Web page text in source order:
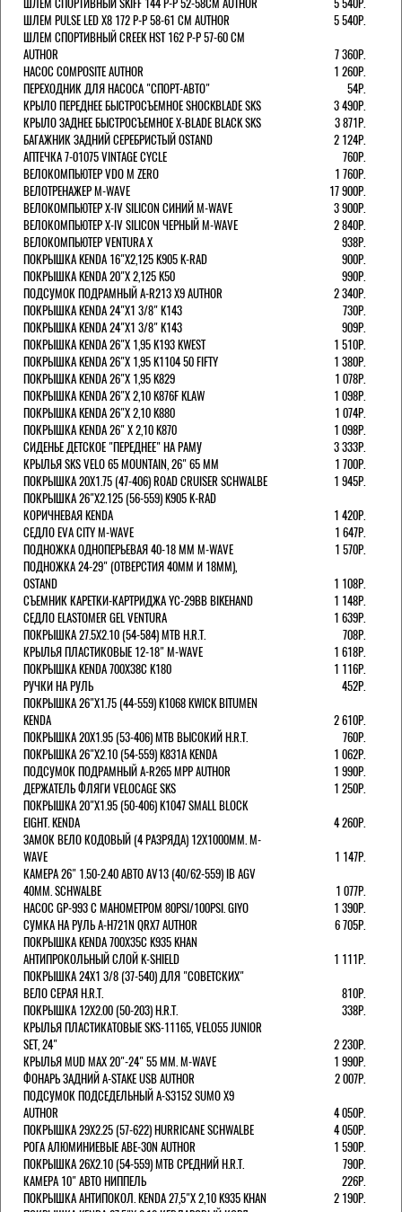
ШЛЕМ PULSE LED X8 172 Р-Р 58-61 СМ AUTHOR
5 540Р.
ШЛЕМ СПОРТИВНЫЙ CREEK HST 162 Р-Р 57-60 СМ
AUTHOR
7 360Р.
НАСОС COMPOSITE AUTHOR
1 260Р.
ПЕРЕХОДНИК ДЛЯ НАСОСА "СПОРТ-АВТО"
54Р.
КРЫЛО ПЕРЕДНЕЕ БЫСТРОСЪЕМНОЕ SHOCKBLADE SKS
3 490Р.
КРЫЛО ЗАДНЕЕ БЫСТРОСЪЕМНОЕ X-BLADE BLACK SKS
3 871Р.
БАГАЖНИК ЗАДНИЙ СЕРЕБРИСТЫЙ OSTAND
2 124Р.
АПТЕЧКА 7-01075 VINTAGE CYCLE
760Р.
ВЕЛОКОМПЬЮТЕР VDO M ZERO
1 760Р.
ВЕЛОТРЕНАЖЕР M-WAVE
17 900Р.
ВЕЛОКОМПЬЮТЕР X-IV SILICON СИНИЙ M-WAVE
3 900Р.
ВЕЛОКОМПЬЮТЕР X-IV SILICON ЧЕРНЫЙ M-WAVE
2 840Р.
ВЕЛОКОМПЬЮТЕР VENTURA Х
938Р.
ПОКРЫШКА KENDA 16"Х2,125 K905 K-RAD
900Р.
ПОКРЫШКА KENDA 20"Х 2,125 K50
990Р.
ПОДСУМОК ПОДРАМНЫЙ A-R213 X9 AUTHOR
2 340Р.
ПОКРЫШКА KENDA 24"Х1 3/8" K143
730Р.
ПОКРЫШКА KENDA 24"Х1 3/8" K143
909Р.
ПОКРЫШКА KENDA 26"Х 1,95 K193 KWEST
1 510Р.
ПОКРЫШКА KENDA 26"Х 1,95 K1104 50 FIFTY
1 380Р.
ПОКРЫШКА KENDA 26"Х 1,95 K829
1 078Р.
ПОКРЫШКА KENDA 26"Х 2,10 K876F KLAW
1 098Р.
ПОКРЫШКА KENDA 26"Х 2,10 K880
1 074Р.
ПОКРЫШКА KENDA 26" Х 2,10 K870
1 098Р.
СИДЕНЬЕ ДЕТСКОЕ "ПЕРЕДНЕЕ" НА РАМУ
3 333Р.
КРЫЛЬЯ SKS VELO 65 MOUNTAIN, 26" 65 ММ
1 700Р.
ПОКРЫШКА 20X1.75 (47-406) ROAD CRUISER SCHWALBE
1 945Р.
ПОКРЫШКА 26"Х2.125 (56-559) K905 K-RAD
КОРИЧНЕВАЯ KENDA
1 420Р.
СЕДЛО EVA CITY M-WAVE
1 647Р.
ПОДНОЖКА ОДНОПЕРЬЕВАЯ 40-18 ММ M-WAVE
1 570Р.
ПОДНОЖКА 24-29" (ОТВЕРСТИЯ 40ММ И 18ММ),
OSTAND
1 108Р.
СЪЕМНИК КАРЕТКИ-КАРТРИДЖА YC-29BB BIKEHAND
1 148Р.
СЕДЛО ELASTOMER GEL VENTURA
1 639Р.
ПОКРЫШКА 27.5X2.10 (54-584) MTB H.R.T.
708Р.
КРЫЛЬЯ ПЛАСТИКОВЫЕ 12-18" M-WAVE
1 618Р.
ПОКРЫШКА KENDA 700Х38С K180
1 116Р.
РУЧКИ НА РУЛЬ
452Р.
ПОКРЫШКА 26"Х1.75 (44-559) K1068 KWICK BITUMEN
KENDA
2 610Р.
ПОКРЫШКА 20X1.95 (53-406) MTB ВЫСОКИЙ H.R.T.
760Р.
ПОКРЫШКА 26"Х2.10 (54-559) K831A KENDA
1 062Р.
ПОДСУМОК ПОДРАМНЫЙ A-R265 MPP AUTHOR
1 990Р.
ДЕРЖАТЕЛЬ ФЛЯГИ VELOCAGE SKS
1 250Р.
ПОКРЫШКА 20"Х1.95 (50-406) K1047 SMALL BLOCK
EIGHT. KENDA
4 260Р.
ЗАМОК ВЕЛО КОДОВЫЙ (4 РАЗРЯДА) 12Х1000ММ. M-
WAVE
1 147Р.
КАМЕРА 26" 1.50-2.40 АВТО AV13 (40/62-559) IB AGV
40MM. SCHWALBE
1 077Р.
НАСОС GP-993 С МАНОМЕТРОМ 80PSI/100PSI. GIYO
1 390Р.
СУМКА НА РУЛЬ A-H721N QRX7 AUTHOR
6 705Р.
ПОКРЫШКА KENDA 700Х35С K935 KHAN
АНТИПРОКОЛЬНЫЙ СЛОЙ K-SHIELD
1 111Р.
ПОКРЫШКА 24X1 3/8 (37-540) ДЛЯ "СОВЕТСКИХ"
ВЕЛО СЕРАЯ H.R.T.
810Р.
ПОКРЫШКА 12X2.00 (50-203) H.R.T.
338Р.
КРЫЛЬЯ ПЛАСТИКАТОВЫЕ SKS-11165, VELO55 JUNIOR
SET, 24"
2 230Р.
КРЫЛЬЯ MUD MAX 20"-24" 55 ММ. M-WAVE
1 990Р.
ФОНАРЬ ЗАДНИЙ A-STAKE USB AUTHOR
2 007Р.
ПОДСУМОК ПОДСЕДЕЛЬНЫЙ A-S3152 SUMO X9
AUTHOR
4 050Р.
ПОКРЫШКА 29X2.25 (57-622) HURRICANE SCHWALBE
4 050Р.
РОГА АЛЮМИНИЕВЫЕ ABE-30N AUTHOR
1 590Р.
ПОКРЫШКА 26X2.10 (54-559) MTB СРЕДНИЙ H.R.T.
790Р.
КАМЕРА 10" АВТО НИППЕЛЬ
226Р.
ПОКРЫШКА АНТИПОКОЛ. KENDA 27,5"Х 2,10 K935 KHAN
2 190Р.